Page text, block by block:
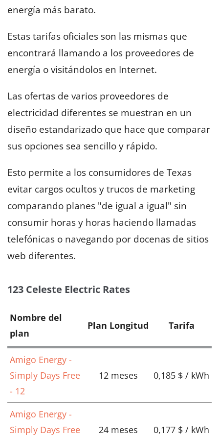
energía más barato.
Estas tarifas oficiales son las mismas que
encontrará llamando a los proveedores de
energía o visitándolos en Internet.
Las ofertas de varios proveedores de
electricidad diferentes se muestran en un
diseño estandarizado que hace que comparar
sus opciones sea sencillo y rápido.
Esto permite a los consumidores de Texas
evitar cargos ocultos y trucos de marketing
comparando planes "de igual a igual" sin
consumir horas y horas haciendo llamadas
telefónicas o navegando por docenas de sitios
web diferentes.
123 Celeste Electric Rates
Nombre del
plan
Plan Longitud Tarifa
Amigo Energy -
Simply Days Free
- 12
12 meses 0,185 $ / kWh
Amigo Energy -
Simply Days Free
24 meses 0,177 $ / kWh